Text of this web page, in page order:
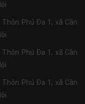
Phú Đa 1, xã Cần
Phú Đa 1, xã Cần
Phú Đa 1, xã Cần